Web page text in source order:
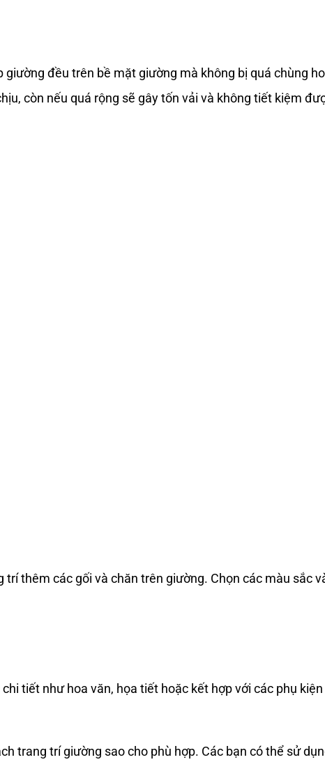
đều trên bề mặt giường mà không bị quá chùng
còn nếu quá rộng sẽ gây tốn vải và không tiết kiệm
thêm các gối và chăn trên giường. Chọn các màu sắc
tiết như hoa văn, họa tiết hoặc kết hợp với các phụ
trang trí giường sao cho phù hợp. Các bạn có thể sử